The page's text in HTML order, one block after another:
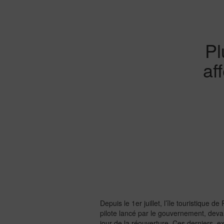
Depuis le 1er juillet, l’île touristique
pilote lancé par le gouvernement,